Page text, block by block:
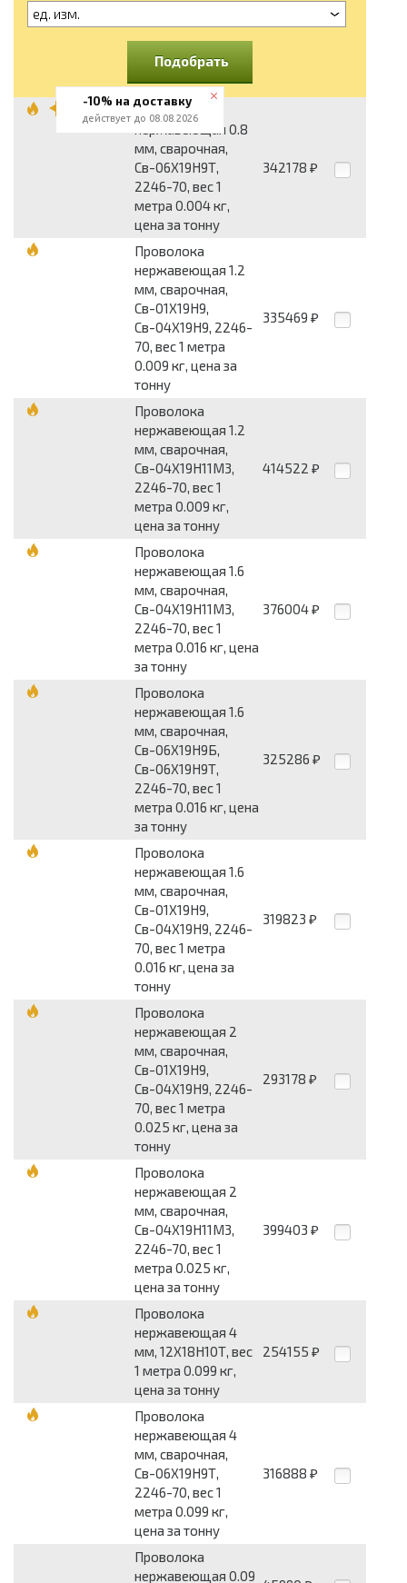
ед. изм.
Подобрать
Проволока
нержавеющая 0.8
мм, сварочная,
Св-06Х19Н9Т,
2246-70, вес 1
метра 0.004 кг,
цена за тонну
342178 ₽
Проволока
нержавеющая 1.2
мм, сварочная,
Св-01Х19Н9,
Св-04Х19Н9, 2246-
70, вес 1 метра
0.009 кг, цена за
тонну
335469 ₽
Проволока
нержавеющая 1.2
мм, сварочная,
Св-04Х19Н11М3,
2246-70, вес 1
метра 0.009 кг,
цена за тонну
414522 ₽
Проволока
нержавеющая 1.6
мм, сварочная,
Св-04Х19Н11М3,
2246-70, вес 1
метра 0.016 кг, цена
за тонну
376004 ₽
Проволока
нержавеющая 1.6
мм, сварочная,
Св-06Х19Н9Б,
Св-06Х19Н9Т,
2246-70, вес 1
метра 0.016 кг, цена
за тонну
325286 ₽
Проволока
нержавеющая 1.6
мм, сварочная,
Св-01Х19Н9,
Св-04Х19Н9, 2246-
70, вес 1 метра
0.016 кг, цена за
тонну
319823 ₽
Проволока
нержавеющая 2
мм, сварочная,
Св-01Х19Н9,
Св-04Х19Н9, 2246-
70, вес 1 метра
0.025 кг, цена за
тонну
293178 ₽
Проволока
нержавеющая 2
мм, сварочная,
Св-04Х19Н11М3,
2246-70, вес 1
метра 0.025 кг,
цена за тонну
399403 ₽
Проволока
нержавеющая 4
мм, 12Х18Н10Т, вес
1 метра 0.099 кг,
цена за тонну
254155 ₽
Проволока
нержавеющая 4
мм, сварочная,
Св-06Х19Н9Т,
2246-70, вес 1
метра 0.099 кг,
цена за тонну
316888 ₽
Проволока
нержавеющая 0.09
-10% на доставку
действует до 08.08.2026